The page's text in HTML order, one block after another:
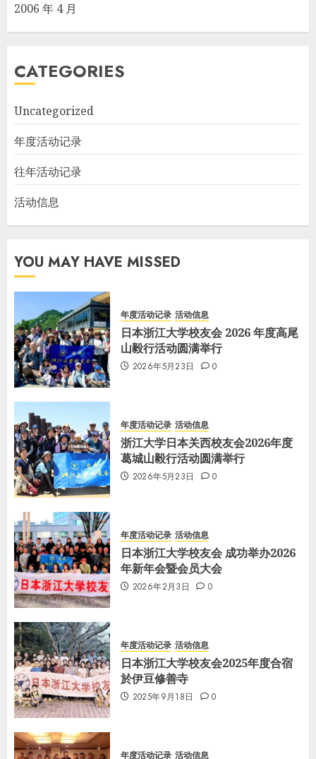
2006 年 4 月
CATEGORIES
Uncategorized
年度活动记录
往年活动记录
活动信息
YOU MAY HAVE MISSED
年度活动记录 活动信息
日本浙江大学校友会 2026 年度高尾
山毅行活动圆满举行
2026年5月23日 0
年度活动记录 活动信息
浙江大学日本关西校友会2026年度
葛城山毅行活动圆满举行
2026年5月23日 0
年度活动记录 活动信息
日本浙江大学校友会 成功举办2026
年新年会暨会员大会
2026年2月3日 0
年度活动记录 活动信息
日本浙江大学校友会2025年度合宿
於伊豆修善寺
2025年9月18日 0
年度活动记录 活动信息